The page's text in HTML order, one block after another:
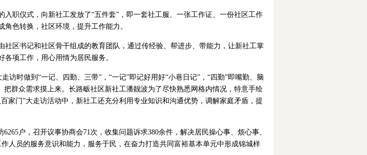
职仪式，向新社工发放了“五件套”，即一套社工服、一张工作证、一份社区工作
色转换，社区环境，提升工作能力。
区书记和社区骨干组成的教育团队，通过传经验、帮进步、带能力，让新社工掌
项工作，用心用情为居民服务。
访时做到“一记、四勤、三带”，“一记”即记好用好“小巷日记”，“四勤”即嘴勤、脑
群众需求摸上来。长路畈社区新社工潘靓波为了尽快熟悉网格内情况，特意手绘
家门”大走访活动中，新社工还充分利用专业知识和沟通优势，调解家庭矛盾，提
户，召开议事协商会71次，收集问题诉求380余件，解决居民操心事、烦心事、
人员的服务意识和能力，服务于民，在奋力打造共同富裕基本单元中形成锦城样